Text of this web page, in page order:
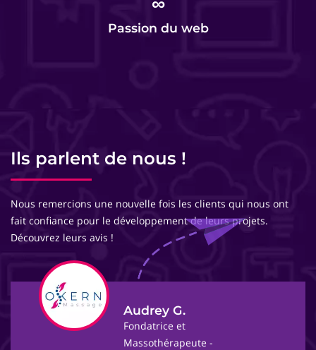
Passion du web
Ils parlent de nous !
Nous remercions une nouvelle fois les clients qui nous ont
fait confiance pour le développement de leurs projets.
Découvrez leurs avis !
Audrey G.
Fondatrice et
Massothérapeute -